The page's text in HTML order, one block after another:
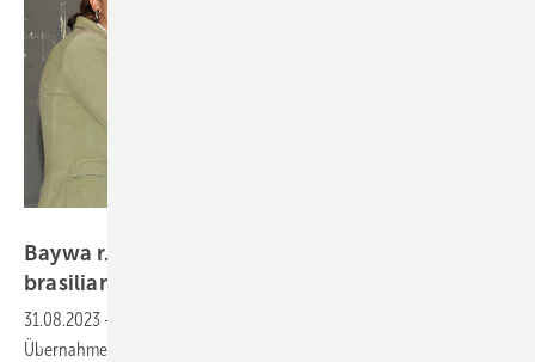
Baywa r.e. Solar Trade übernimmt
brasilianischen
31.08.2023 -
Übernahme stärkt Baywa r.e. Solar Trade die Position auf dem